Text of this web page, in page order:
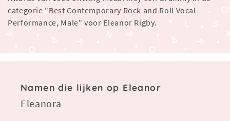
categorie "Best Contemporary Rock and Roll Vocal
Performance, Male" voor Eleanor Rigby.
Namen die lijken op Eleanor
Eleanora